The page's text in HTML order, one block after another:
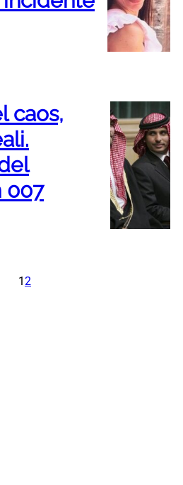
caos,
007
12